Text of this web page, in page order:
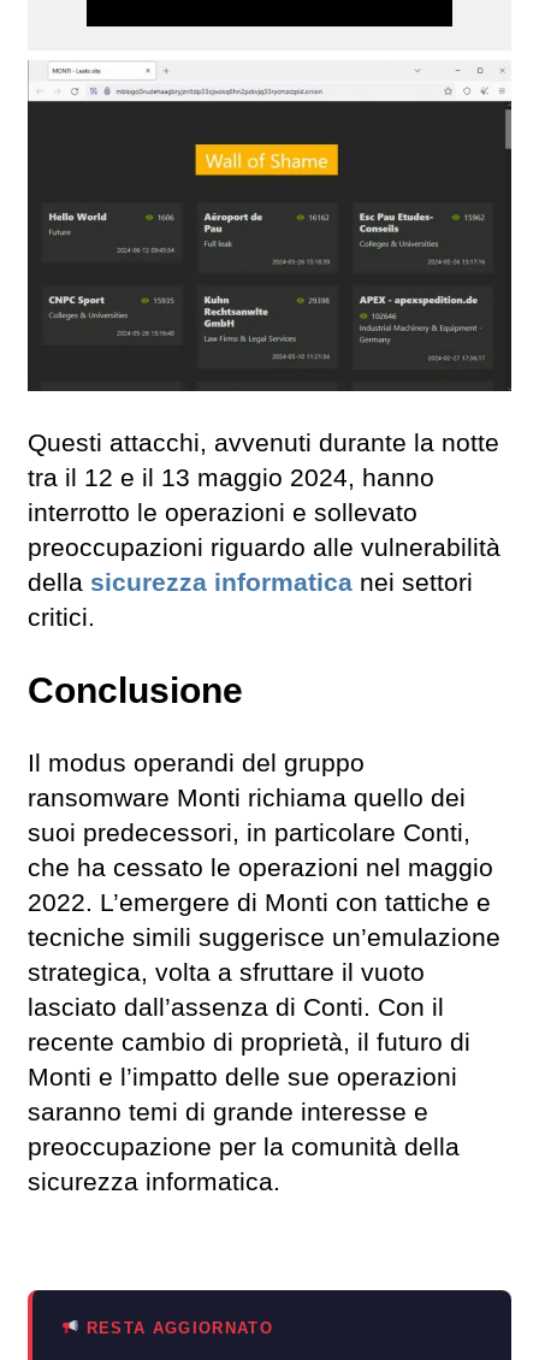
Questi attacchi, avvenuti durante la notte
tra il 12 e il 13 maggio 2024, hanno
interrotto le operazioni e sollevato
preoccupazioni riguardo alle vulnerabilità
della sicurezza informatica nei settori
critici.
Conclusione
Il modus operandi del gruppo
ransomware Monti richiama quello dei
suoi predecessori, in particolare Conti,
che ha cessato le operazioni nel maggio
2022. L’emergere di Monti con tattiche e
tecniche simili suggerisce un’emulazione
strategica, volta a sfruttare il vuoto
lasciato dall’assenza di Conti. Con il
recente cambio di proprietà, il futuro di
Monti e l’impatto delle sue operazioni
saranno temi di grande interesse e
preoccupazione per la comunità della
sicurezza informatica.
RESTA AGGIORNATO